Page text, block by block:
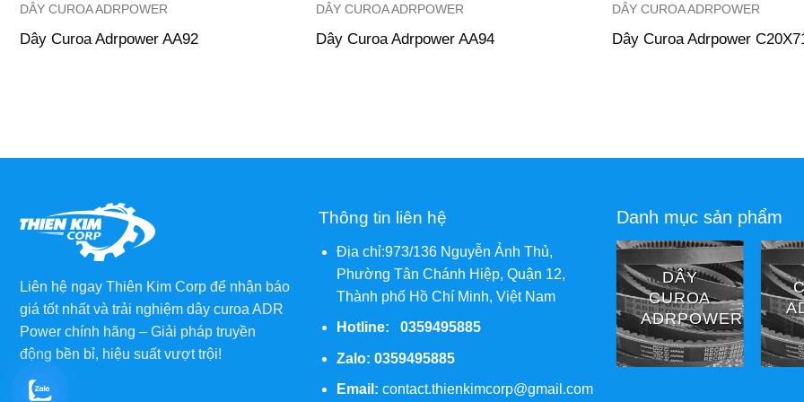
DÂY CUROA ADRPOWER
Dây Curoa Adrpower AA92
DÂY CUROA ADRPOWER
Dây Curoa Adrpower AA94
DÂY CUROA ADRPOWER
Dây Curoa Adrpower
Liên hệ ngay Thiên Kim Corp để nhận báo
giá tốt nhất và trải nghiệm dây curoa ADR
Power chính hãng – Giải pháp truyền
động bền bỉ, hiệu suất vượt trội!
Thông tin liên hệ
Địa chỉ:973/136 Nguyễn Ảnh Thủ,
Phường Tân Chánh Hiệp, Quận 12,
Thành phố Hồ Chí Minh, Việt Nam
Hotline: 0359495885
Zalo: 0359495885
Email: contact.thienkimcorp@gmail.com
Danh mục sản phẩm
DÂY
CUROA
ADRPOWER
CUROA
ADRPOWER
DÂY
CUROA
ADRPOWER
3PK